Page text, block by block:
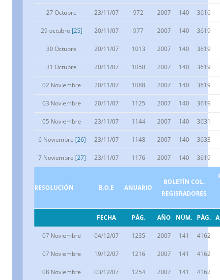
27 Octubre 23/11/07 972 2007 140 3616
29 octubre [25] 20/11/07 977 2007 140 3619
30 Octubre 20/11/07 1013 2007 140 3619
31 Octubre 20/11/07 1050 2007 140 3619
02 Noviembre 20/11/07 1088 2007 140 3619
03 Noviembre 20/11/07 1125 2007 140 3619
05 Noviembre 23/11/07 1144 2007 140 3631
6 Noviembre [26] 23/11/07 1148 2007 140 3633
7 Noviembre [27] 23/11/07 1176 2007 140 3619
RESOLUCIÓN B.O.E ANUARIO
BOLETÍN COL.
REGISRADORES
FECHA PÁG. AÑO NÚM. PÁG.
07 Noviembre 04/12/07 1235 2007 141 4162
07 Noviembre 19/12/07 1216 2007 141 4162
08 Noviembre 03/12/07 1254 2007 141 4162